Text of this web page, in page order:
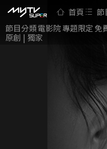
首頁 節
節目分類電影院專題限定 免
原創 | 獨家